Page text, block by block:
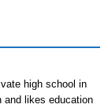
high school in
and likes education